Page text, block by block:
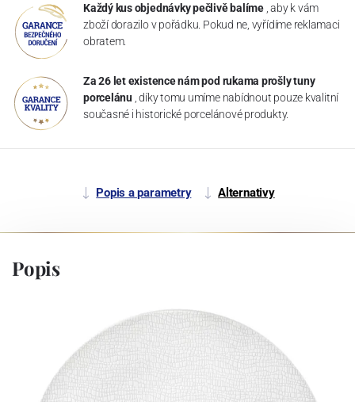
Každý kus objednávky pečlivě balíme , aby k vám
zboží dorazilo v pořádku. Pokud ne, vyřídíme reklamaci
obratem.
Za 26 let existence nám pod rukama prošly tuny
porcelánu , díky tomu umíme nabídnout pouze kvalitní
současné i historické porcelánové produkty.
Popis a parametry Alternativy
Popis